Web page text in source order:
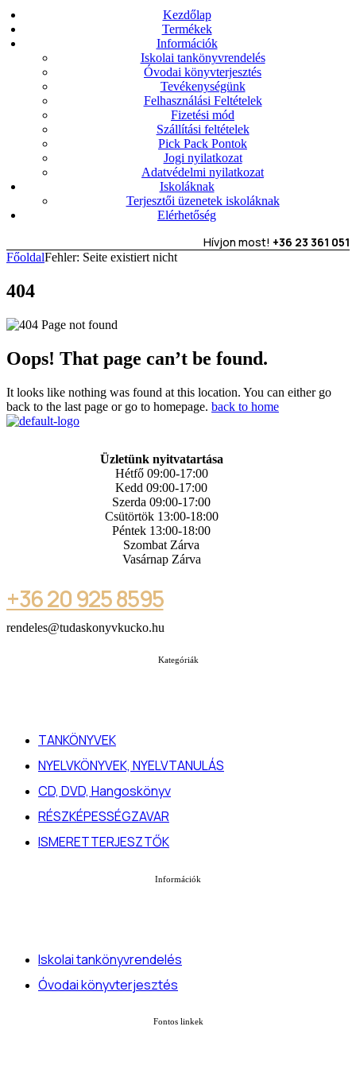
Kezdőlap
Termékek
Információk
Iskolai tankönyvrendelés
Óvodai könyvterjesztés
Tevékenységünk
Felhasználási Feltételek
Fizetési mód
Szállítási feltételek
Pick Pack Pontok
Jogi nyilatkozat
Adatvédelmi nyilatkozat
Iskoláknak
Terjesztői üzenetek iskoláknak
Elérhetőség
Hívjon most! +36 23 361 051
FőoldalFehler: Seite existiert nicht
404
Oops! That page can’t be found.
It looks like nothing was found at this location. You can either go
back to the last page or go to homepage. back to home
Üzletünk nyitvatartása
Hétfő 09:00-17:00
Kedd 09:00-17:00
Szerda 09:00-17:00
Csütörtök 13:00-18:00
Péntek 13:00-18:00
Szombat Zárva
Vasárnap Zárva
+36 20 925 8595
rendeles@tudaskonyvkucko.hu
Kategóriák
TANKÖNYVEK
NYELVKÖNYVEK, NYELVTANULÁS
CD, DVD, Hangoskönyv
RÉSZKÉPESSÉGZAVAR
ISMERETTERJESZTŐK
Információk
Iskolai tankönyvrendelés
Óvodai könyvterjesztés
Fontos linkek